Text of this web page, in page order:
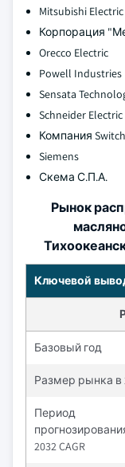
Mitsubishi
Корпорация
Orecco Electric
Powell Industries
Sensata
Schneider Electric
Компания
Siemens
Скема С.П.А.
Рынок
Ключевой
Базовый год
Размер рынка в
Период
2032 CAGR